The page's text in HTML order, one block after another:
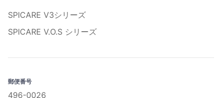
SPICARE V3シリーズ
SPICARE V.O.S シリーズ
郵便番号
496-0026